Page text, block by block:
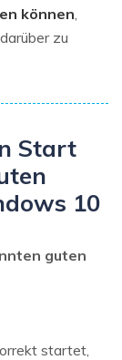
können
zu
Start
10
guten
startet,